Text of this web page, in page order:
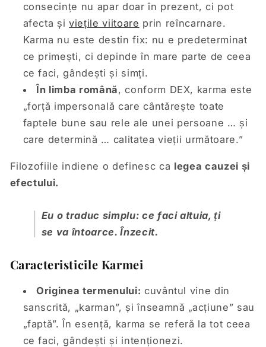
consecințe nu apar doar în prezent, ci pot
afecta șiviețile viitoare prin reîncarnare.
Karma nu este destin fix: nu e predeterminat
ce primești, ci depinde în mare parte de ceea
ce faci, gândești și simți.
În limba română, conform DEX, karma este
„forță impersonală care cântărește toate
faptele bune sau rele ale unei persoane … și
care determină … calitatea vieții următoare.”
Filozofiile indiene o definesc ca legea cauzei și
efectului.
Eu o traduc simplu: ce faci altuia, ți
se va întoarce. Înzecit.
Caracteristicile Karmei
Originea termenului: cuvântul vine din
sanscrită, „karman”, și înseamnă „acțiune” sau
„faptă”. În esență, karma se referă la tot ceea
ce faci, gândești și intenționezi.